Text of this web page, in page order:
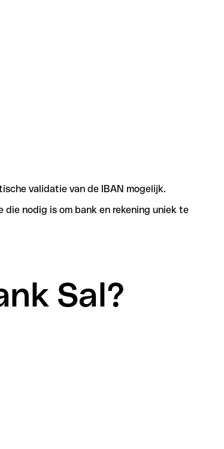
validatie van de IBAN mogelijk.
nodig is om bank en rekening uniek te
Sal?